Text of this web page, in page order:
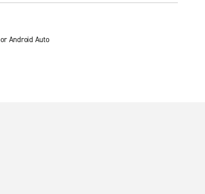
Android Auto